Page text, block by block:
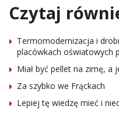
Czytaj
Termomodernizacja i
placówkach oświatowych
Miał być pellet na zimę, a
Za szybko we Frąckach
Lepiej tę wiedzę mieć i